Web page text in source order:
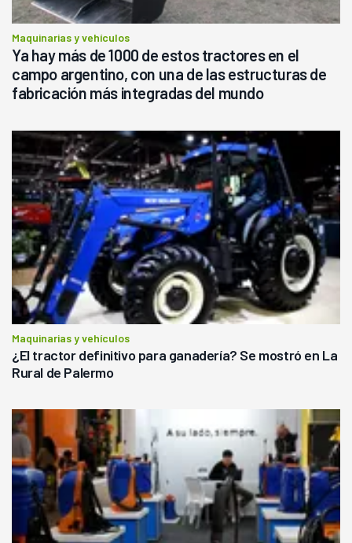
Maquinarias y vehículos
Ya hay más de 1000 de estos tractores en el
campo argentino, con una de las estructuras de
fabricación más integradas del mundo
Maquinarias y vehículos
¿El tractor definitivo para ganadería? Se mostró en La
Rural de Palermo